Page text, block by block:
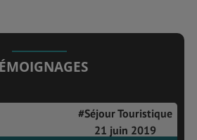
#Séjour Touristique
21 juin 2019